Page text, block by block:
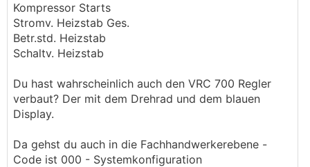
Kompressor Starts
Stromv. Heizstab Ges.
Betr.std. Heizstab
Schaltv. Heizstab
Du hast wahrscheinlich auch den VRC 700 Regler
verbaut? Der mit dem Drehrad und dem blauen
Display.
Da gehst du auch in die Fachhandwerkerebene -
Code ist 000 - Systemkonfiguration